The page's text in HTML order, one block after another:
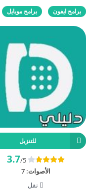
برامج ايفون برامج موبايل
للتنزيل
3.7/5
الأصوات:7
نقل